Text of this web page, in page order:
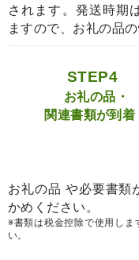
されます。発送時期
ますので、お礼の品
STEP4
お礼の品・
関連書類が到着
お礼の品 や必要書類
かめください。
※書類は税金控除で使用しま
い。